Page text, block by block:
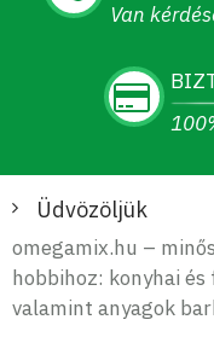
Van
Üdvözöljük
omegamix.hu –
hobbihoz: konyhai
valamint anyagok